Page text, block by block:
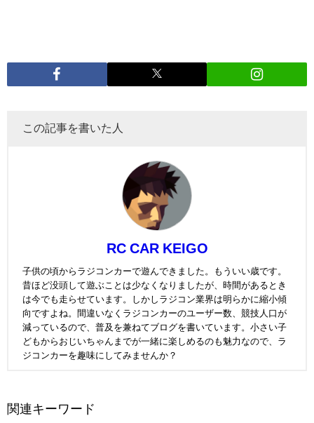
この記事を書いた人
RC CAR KEIGO
子供の頃からラジコンカーで遊んできました。もういい歳です。
昔ほど没頭して遊ぶことは少なくなりましたが、時間があるとき
は今でも走らせています。しかしラジコン業界は明らかに縮小傾
向ですよね。間違いなくラジコンカーのユーザー数、競技人口が
減っているので、普及を兼ねてブログを書いています。小さい子
どもからおじいちゃんまでが一緒に楽しめるのも魅力なので、ラ
ジコンカーを趣味にしてみませんか？
関連キーワード